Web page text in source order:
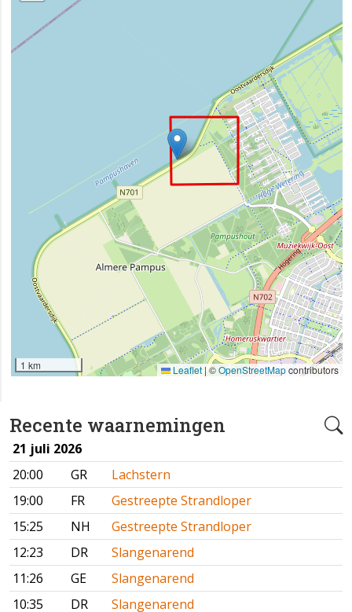
Recente waarnemingen
21 juli 2026
20:00
GR
Lachstern
19:00
FR
Gestreepte Strandloper
15:25
NH
Gestreepte Strandloper
12:23
DR
Slangenarend
11:26
GE
Slangenarend
10:35
DR
Slangenarend
1 km Leaflet | ©OpenStreetMapcontributors